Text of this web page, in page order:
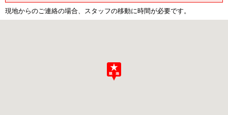
現地からのご連絡の場合、スタッフの移動に時間が必要です。